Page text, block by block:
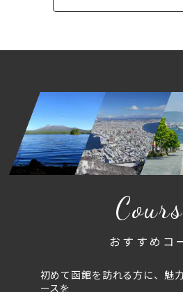
おすすめコ
初めて函館を訪れる方に、魅
ースを